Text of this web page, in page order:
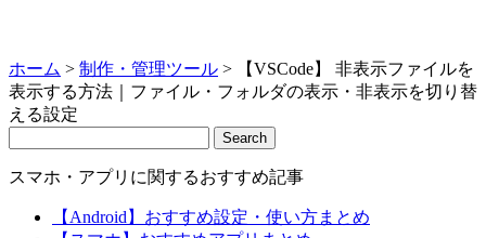
ホーム > 制作・管理ツール >
【VSCode】 非表示ファイルを
表示する方法｜ファイル・フォルダの表示・非表示を切り替
える設定
Search
スマホ・アプリに関するおすすめ記事
【Android】おすすめ設定・使い方まとめ